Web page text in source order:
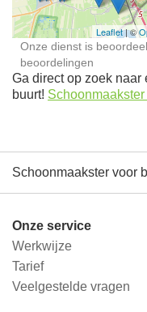
Leaflet| ©
Onze dienst is
beoordelingen
Ga direct op zoek
buurt!
Schoonmaakster voor
Onze service
Werkwijze
Tarief
Veelgestelde vragen